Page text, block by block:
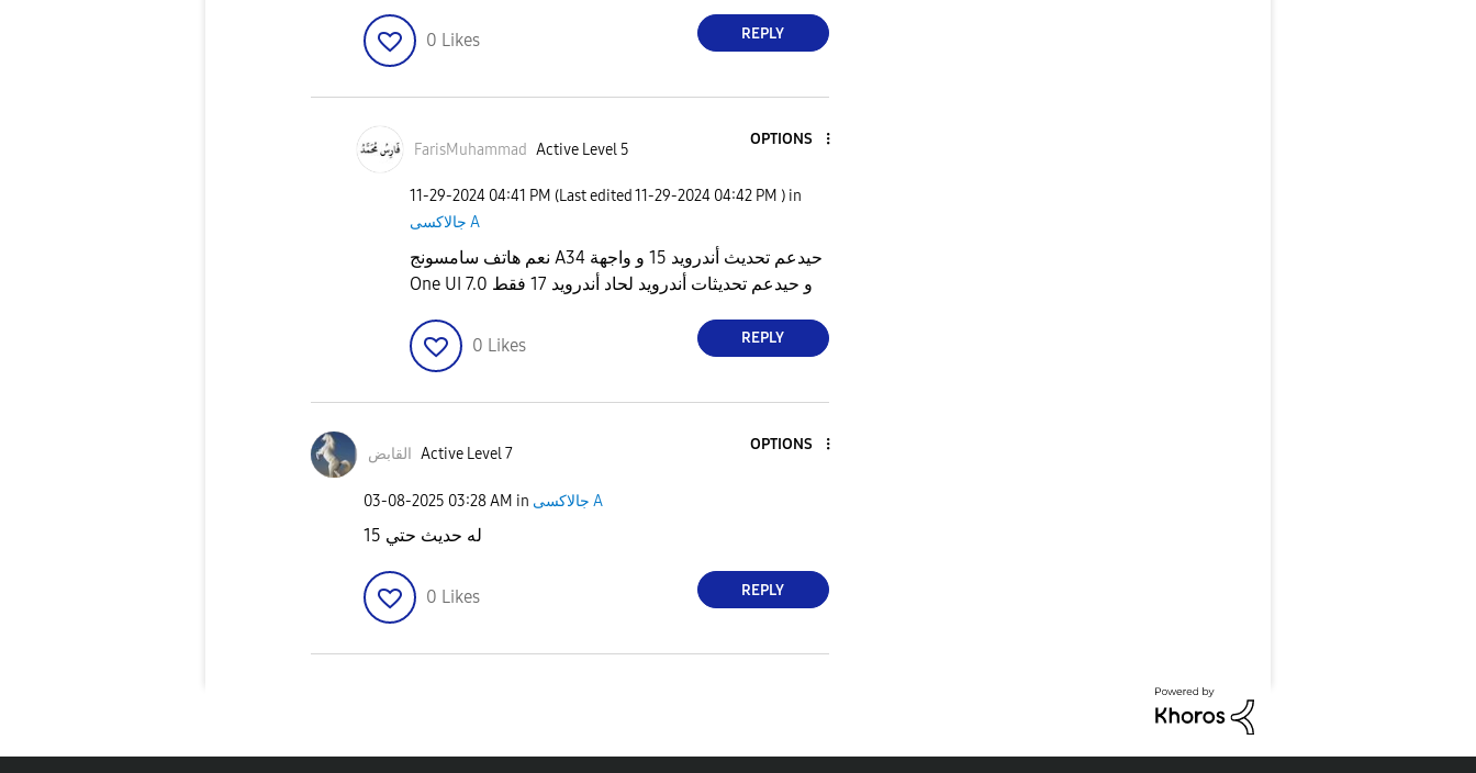
0 Likes REPLY
FarisMuhammad Active Level 5
OPTIONS
‎11-29-2024 04:41 PM (Last edited ‎11-29-2024 04:42 PM ) in
جالاكسى A
نعم هاتف سامسونج A34 حيدعم تحديث أندرويد 15 و واجهة
One UI 7.0 و حيدعم تحديثات أندرويد لحاد أندرويد 17 فقط
0 Likes REPLY
القابض Active Level 7
OPTIONS
‎03-08-2025 03:28 AM in جالاكسى A
له حديث حتي 15
0 Likes REPLY